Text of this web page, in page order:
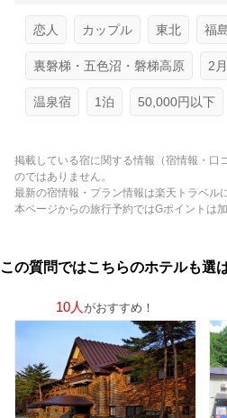
恋人 カップル 東北 福
裏磐梯・五色沼・磐梯高原 2月
温泉宿 1泊 50,000円以下
掲載している宿に関する情報（宿情報・口
のではありません。
最新の宿情報・プラン情報は楽天トラベル
本ページからの旅行予約ではGポイントは加
この質問ではこちらのホテルも選
10人 がおすすめ！